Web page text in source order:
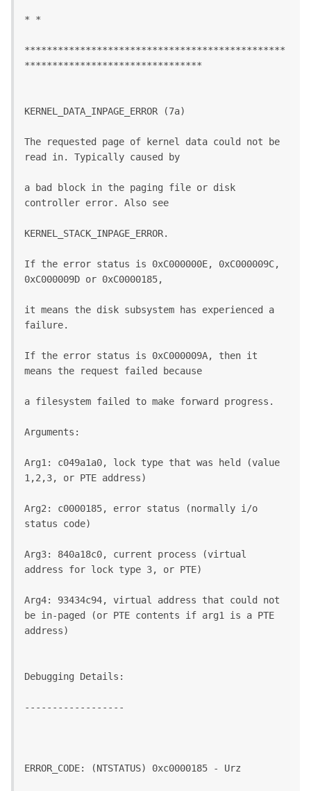
* *
***********************************************
********************************
KERNEL_DATA_INPAGE_ERROR (7a)
The requested page of kernel data could not be
read in. Typically caused by
a bad block in the paging file or disk
controller error. Also see
KERNEL_STACK_INPAGE_ERROR.
If the error status is 0xC000000E, 0xC000009C,
0xC000009D or 0xC0000185,
it means the disk subsystem has experienced a
failure.
If the error status is 0xC000009A, then it
means the request failed because
a filesystem failed to make forward progress.
Arguments:
Arg1: c049a1a0, lock type that was held (value
1,2,3, or PTE address)
Arg2: c0000185, error status (normally i/o
status code)
Arg3: 840a18c0, current process (virtual
address for lock type 3, or PTE)
Arg4: 93434c94, virtual address that could not
be in-paged (or PTE contents if arg1 is a PTE
address)
Debugging Details:
------------------
ERROR_CODE: (NTSTATUS) 0xc0000185 - Urz